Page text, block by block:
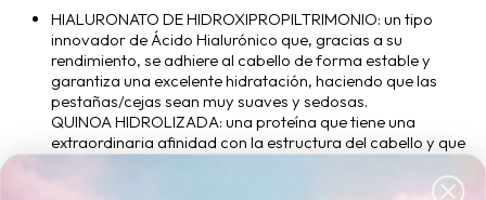
HIALURONATO DE HIDROXIPROPILTRIMONIO: un tipo
innovador de Ácido Hialurónico que, gracias a su
rendimiento, se adhiere al cabello de forma estable y
garantiza una excelente hidratación, haciendo que las
pestañas/cejas sean muy suaves y sedosas.
QUINOA HIDROLIZADA: una proteína que tiene una
extraordinaria afinidad con la estructura del cabello y que
el brillo y potencia la absorción del color.